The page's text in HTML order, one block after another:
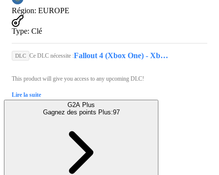
Région: EUROPE
Type: Clé
DLC Ce DLC nécessite : Fallout 4 (Xbox One) - Xbox Live Key - EUROPE
This product will give you access to any upcoming DLC!
Lire la suite
G2A Plus
Gagnez des points Plus:97